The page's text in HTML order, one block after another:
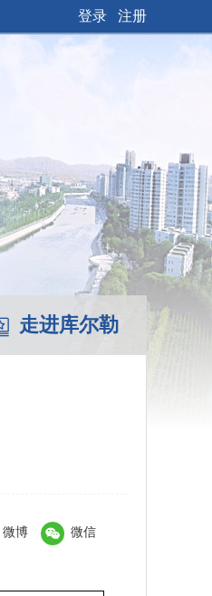
登录 注册
走进库尔勒
微博 微信